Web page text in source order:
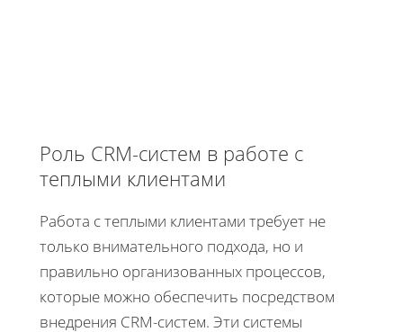
Роль CRM-систем в работе с
теплыми клиентами
Работа с теплыми клиентами требует не
только внимательного подхода, но и
правильно организованных процессов,
которые можно обеспечить посредством
внедрения CRM-систем. Эти системы